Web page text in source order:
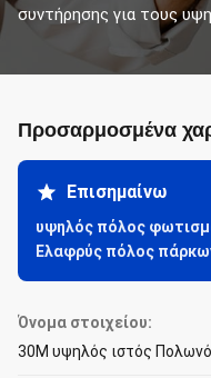
συντήρησης για τους
Προσαρμοσμένα
Επισημαίνω
υψηλός πόλος
Ελαφρύς πόλος
Όνομα στοιχείου:
30M υψηλός ιστός